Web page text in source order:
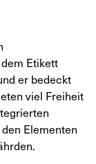
Etikett
er bedeckt
viel Freiheit
Elementen